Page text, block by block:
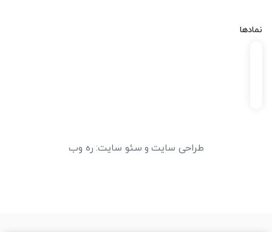
نمادها
طراحی سایت و سئو سایت: ره وب